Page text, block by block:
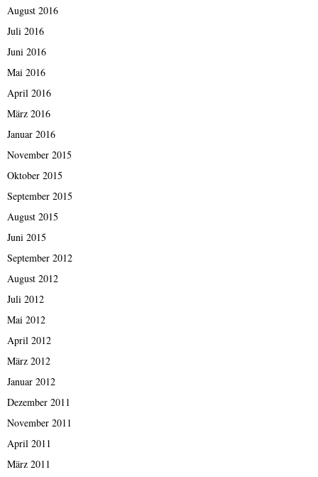
August 2016
Juli 2016
Juni 2016
Mai 2016
April 2016
März 2016
Januar 2016
November 2015
Oktober 2015
September 2015
August 2015
Juni 2015
September 2012
August 2012
Juli 2012
Mai 2012
April 2012
März 2012
Januar 2012
Dezember 2011
November 2011
April 2011
März 2011